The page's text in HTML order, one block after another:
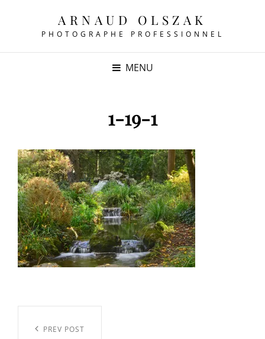
ARNAUD OLSZAK
PHOTOGRAPHE PROFESSIONNEL
MENU
1-19-1
Previous
PREV POST